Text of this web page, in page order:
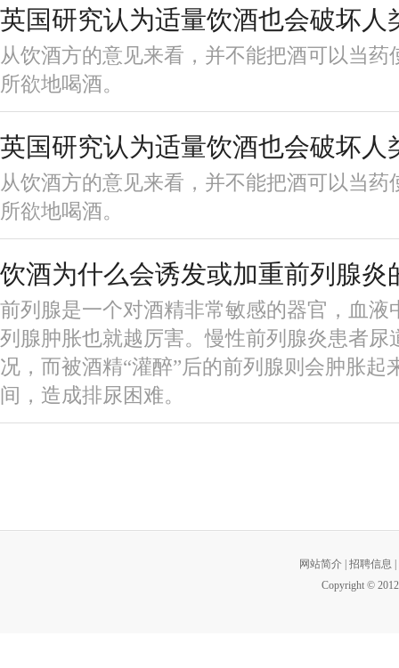
英国研究认为适量饮酒也会破坏人
从饮酒方的意见来看，并不能把酒可以当药
所欲地喝酒。
英国研究认为适量饮酒也会破坏人
从饮酒方的意见来看，并不能把酒可以当药
所欲地喝酒。
饮酒为什么会诱发或加重前列腺炎
前列腺是一个对酒精非常敏感的器官，血液
列腺肿胀也就越厉害。慢性前列腺炎患者尿
况，而被酒精“灌醉”后的前列腺则会肿胀起
间，造成排尿困难。
网站简介 招聘信息
Copyright ©